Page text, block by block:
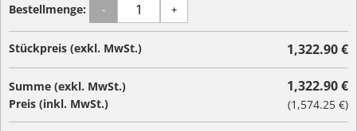
Bestellmenge: - +
Stückpreis (exkl. MwSt.) 1,322.90 €
Summe (exkl. MwSt.)
Preis (inkl. MwSt.)
1,322.90 €
(1,574.25 €)